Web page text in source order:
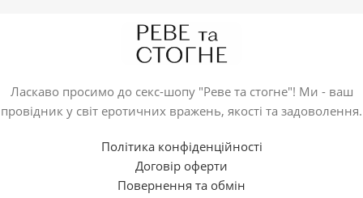
Ласкаво просимо до секс-шопу "Реве та стогне"! Ми - ваш
провідник у світ еротичних вражень, якості та задоволення.
Політика конфіденційності
Договір оферти
Повернення та обмін